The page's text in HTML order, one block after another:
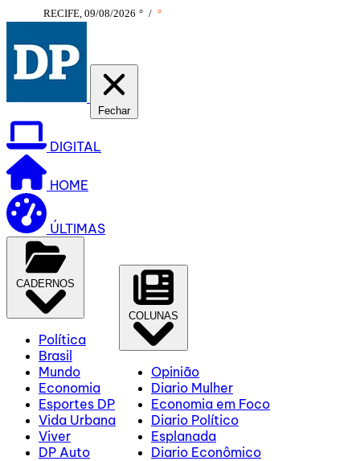
RECIFE, 09/08/2026 ° / °
Fechar
DIGITAL
HOME
ÚLTIMAS
CADERNOS
Política
Brasil
Mundo
Economia
Esportes DP
Vida Urbana
Viver
DP Auto
COLUNAS
Opinião
Diario Mulher
Economia em Foco
Diario Político
Esplanada
Diario Econômico